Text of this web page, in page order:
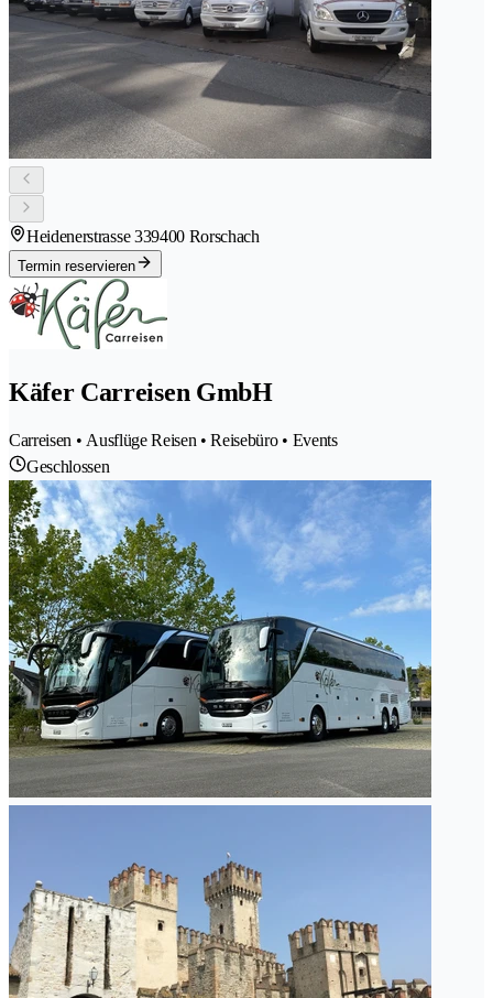
Heidenerstrasse 339400 Rorschach
Termin reservieren
Käfer Carreisen GmbH
Carreisen • Ausflüge Reisen • Reisebüro • Events
Geschlossen